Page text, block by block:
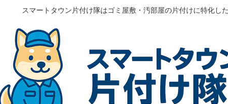
スマートタウン片付け隊はゴミ屋敷・汚部屋の片付けに特化し